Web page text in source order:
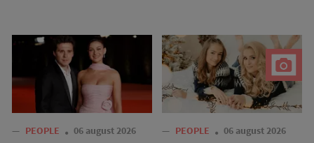
— PEOPLE 06 august 2026 — PEOPLE 06 august 2026